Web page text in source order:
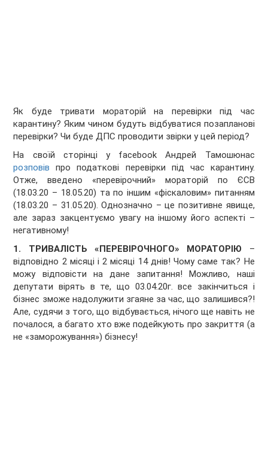
Як буде тривати мораторій на перевірки під час
карантину? Яким чином будуть відбуватися позапланові
перевірки? Чи буде ДПС проводити звірки у цей період?
На своїй сторінці у facebook Андрей Тамошюнас
розповів про податкові перевірки під час карантину.
Отже, введено «перевірочний» мораторій по ЄСВ
(18.03.20 – 18.05.20) та по іншим «фіскаловим» питанням
(18.03.20 – 31.05.20). Однозначно – це позитивне явище,
але зараз закцентуємо увагу на іншому його аспекті –
негативному!
1. ТРИВАЛІСТЬ «ПЕРЕВІРОЧНОГО» МОРАТОРІЮ –
відповідно 2 місяці і 2 місяці 14 днів! Чому саме так? Не
можу відповісти на дане запитання! Можливо, наші
депутати вірять в те, що 03.04.20г. все закінчиться і
бізнес зможе надолужити згаяне за час, що залишився?!
Але, судячи з того, що відбувається, нічого ще навіть не
почалося, а багато хто вже подейкують про закриття (а
не «заморожування») бізнесу!